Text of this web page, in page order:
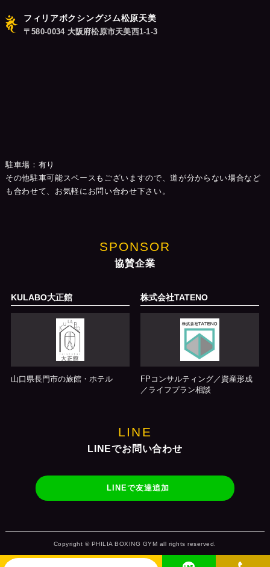
フィリアボクシングジム松原天美
〒580-0034 大阪府松原市天美西1-1-3
駐車場：有り
その他駐車可能スペースもございますので、道が分からない場合など
も合わせて、お気軽にお問い合わせ下さい。
SPONSOR
協賛企業
KULABO大正館
山口県長門市の旅館・ホテル
株式会社TATENO
FPコンサルティング／資産形成
／ライフプラン相談
LINE
LINEでお問い合わせ
LINEで友達追加
Copyright © PHILIA BOXING GYM all rights reserved.